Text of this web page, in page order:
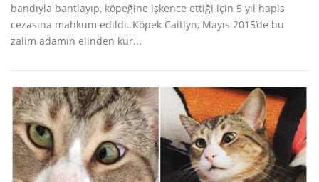
bandıyla bantlayıp, köpeğine işkence ettiği için 5 yıl hapis
cezasına mahkum edildi..Köpek Caitlyn, Mayıs 2015’de bu
zalim adamın elinden kur...